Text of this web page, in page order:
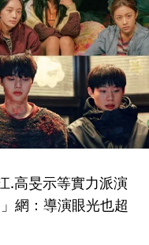
.高旻示等實力派演
網：導演眼光也超